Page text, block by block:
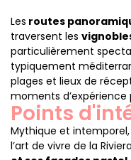
Les routes
traversent les
particulièrement
typiquement
plages et lieux de
moments d’expérience
Points
Mythique et
l’art de vivre de la